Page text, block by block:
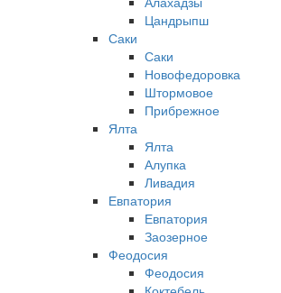
Цандрыпш
Саки
Саки
Новофедоровка
Штормовое
Прибрежное
Ялта
Ялта
Алупка
Ливадия
Евпатория
Евпатория
Заозерное
Феодосия
Феодосия